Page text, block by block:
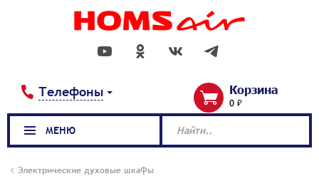
Телефоны Корзина
0 ₽
Электрические духовые шкафы
МЕНЮ Найти..